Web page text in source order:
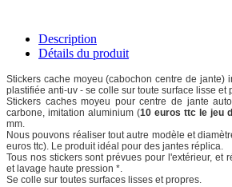
Description
Détails du produit
Stickers cache moyeu (cabochon centre de jante)
plastifiée anti-uv - se colle sur toute surface lisse et
Stickers caches moyeu pour centre de jante
carbone, imitation aluminium (10 euros ttc le jeu
mm.
Nous pouvons réaliser tout autre modèle et
euros ttc). Le produit idéal pour des jantes réplica.
Tous nos stickers sont prévues pour l'extérieur, et
et lavage haute pression *.
Se colle sur toutes surfaces lisses et propres.